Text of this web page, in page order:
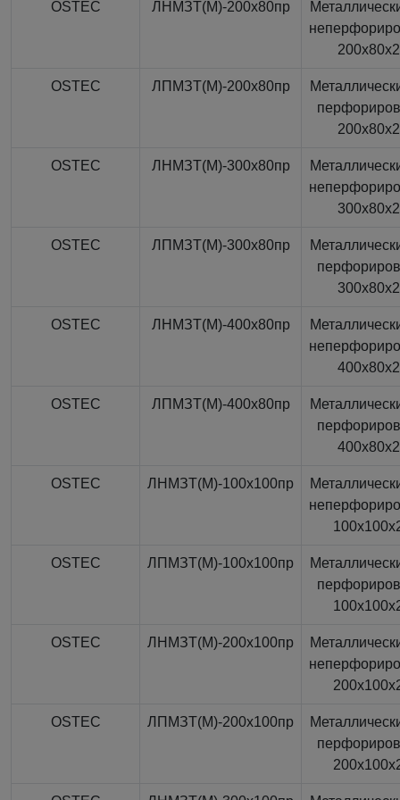
OSTEC ЛНМЗТ(М)-200x80пр
OSTEC ЛПМЗТ(М)-200x80пр
OSTEC ЛНМЗТ(М)-300x80пр
OSTEC ЛПМЗТ(М)-300x80пр
OSTEC ЛНМЗТ(М)-400x80пр
OSTEC ЛПМЗТ(М)-400x80пр
OSTEC ЛНМЗТ(М)-100x100пр
OSTEC ЛПМЗТ(М)-100x100пр
OSTEC ЛНМЗТ(М)-200x100пр
OSTEC ЛПМЗТ(М)-200x100пр